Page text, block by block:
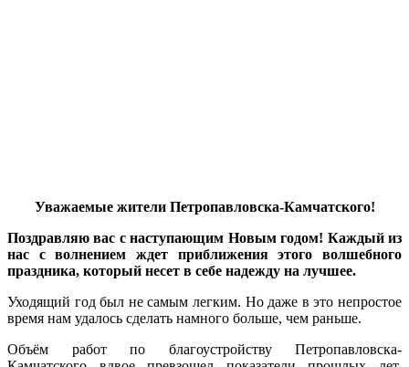
Уважаемые жители Петропавловска-Камчатского!
Поздравляю вас с наступающим Новым годом! Каждый из
нас с волнением ждет приближения этого волшебного
праздника, который несет в себе надежду на лучшее.
Уходящий год был не самым легким. Но даже в это непростое
время нам удалось сделать намного больше, чем раньше.
Объём работ по благоустройству Петропавловска-